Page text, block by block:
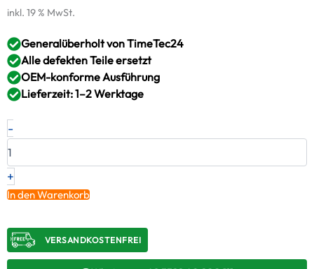
inkl. 19 % MwSt.
Generalüberholt von TimeTec24
Alle defekten Teile ersetzt
OEM-konforme Ausführung
Lieferzeit: 1–2 Werktage
-
Turbolader
für
Seite
9VA18
+
Montagesatz
Menge
+
In den Warenkorb
VERSANDKOSTENFREI​